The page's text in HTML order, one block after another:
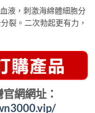
液，刺激海綿體細胞分
裂。二次勃起更有力，
網網址：